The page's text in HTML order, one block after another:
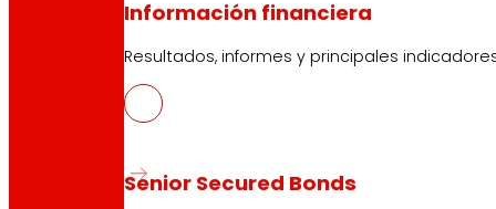
Información financiera
Resultados, informes y principales
Senior Secured Bonds